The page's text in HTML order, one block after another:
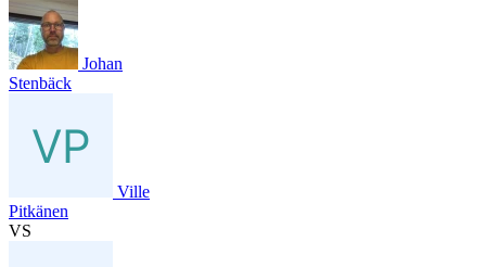
Johan
Stenbäck
Ville
Pitkänen
VS